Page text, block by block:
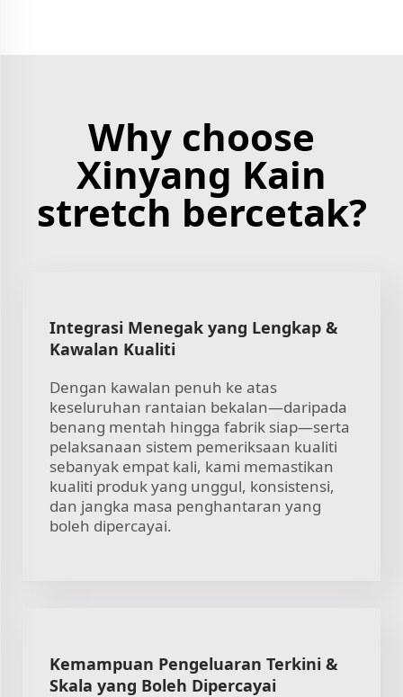
Why choose
Xinyang Kain
stretch bercetak?
Integrasi Menegak yang Lengkap &
Kawalan Kualiti
Dengan kawalan penuh ke atas
keseluruhan rantaian bekalan—daripada
benang mentah hingga fabrik siap—serta
pelaksanaan sistem pemeriksaan kualiti
sebanyak empat kali, kami memastikan
kualiti produk yang unggul, konsistensi,
dan jangka masa penghantaran yang
boleh dipercayai.
Kemampuan Pengeluaran Terkini &
Skala yang Boleh Dipercayai